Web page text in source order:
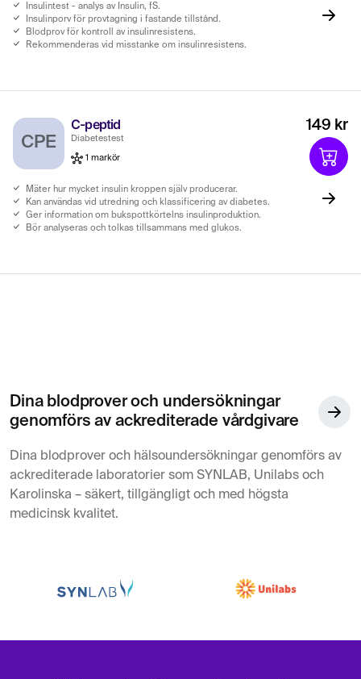
Insulintest - analys av Insulin, fS.
Insulinporv för provtagning i fastande tillstånd.
Blodprov för kontroll av insulinresistens.
Rekommenderas vid misstanke om insulinresistens.
CPE
C-peptid
Diabetestest
1 markör
Mäter hur mycket insulin kroppen själv producerar.
Kan användas vid utredning och klassificering av diabetes.
Ger information om bukspottkörtelns insulinproduktion.
Bör analyseras och tolkas tillsammans med glukos.
149 kr
Dina blodprover och undersökningar
genomförs av ackrediterade vårdgivare
Dina blodprover och hälsoundersökningar genomförs av
ackrediterade laboratorier som SYNLAB, Unilabs och
Karolinska – säkert, tillgängligt och med högsta
medicinsk kvalitet.